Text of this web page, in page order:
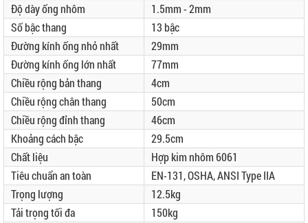
Độ dày ống nhôm
1.5mm - 2mm
Số bậc thang
13 bậc
Đường kính ống nhỏ nhất
29mm
Đường kính ống lớn nhất
77mm
Chiều rộng bản thang
4cm
Chiều rộng chân thang
50cm
Chiều rộng đỉnh thang
46cm
Khoảng cách bậc
29.5cm
Chất liệu
Hợp kim nhôm 6061
Tiêu chuẩn an toàn
EN-131, OSHA, ANSI Type IIA
Trọng lượng
12.5kg
Tải trọng tối đa
150kg